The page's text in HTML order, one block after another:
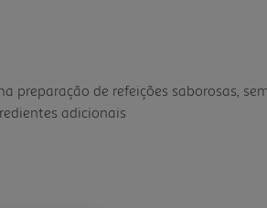
preparação de refeições saborosas,
adicionais